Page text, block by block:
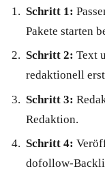
Schritt 1:
Pakete starten
Schritt 2: Text
redaktionell
Schritt 3:
Redaktion.
Schritt 4:
dofollow-